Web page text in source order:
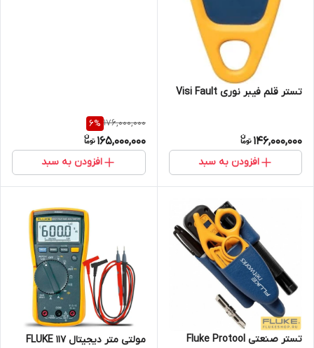
تستر قلم فیبر نوری Visi Fault
146,000,000
افزودن به سبد
176,000,000
6%
165,000,000
افزودن به سبد
تستر صنعتی Fluke Protool
مولتی متر دیجیتال FLUKE 117